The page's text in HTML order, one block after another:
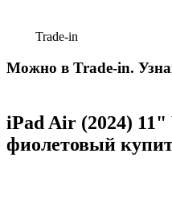
Trade-in
Можно в Trade-in.
iPad Air (2024)
фиолетовый